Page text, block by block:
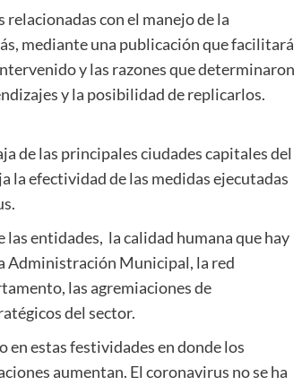
con el manejo de la
mediante una publicación que facilitará
y las razones que determinaron
y la posibilidad de replicarlos.
de las principales ciudades capitales del
la efectividad de las medidas ejecutadas
las entidades, la calidad humana que hay
Administración Municipal, la red
las agremiaciones de
del sector.
en estas festividades en donde los
aumentan. El coronavirus no se ha